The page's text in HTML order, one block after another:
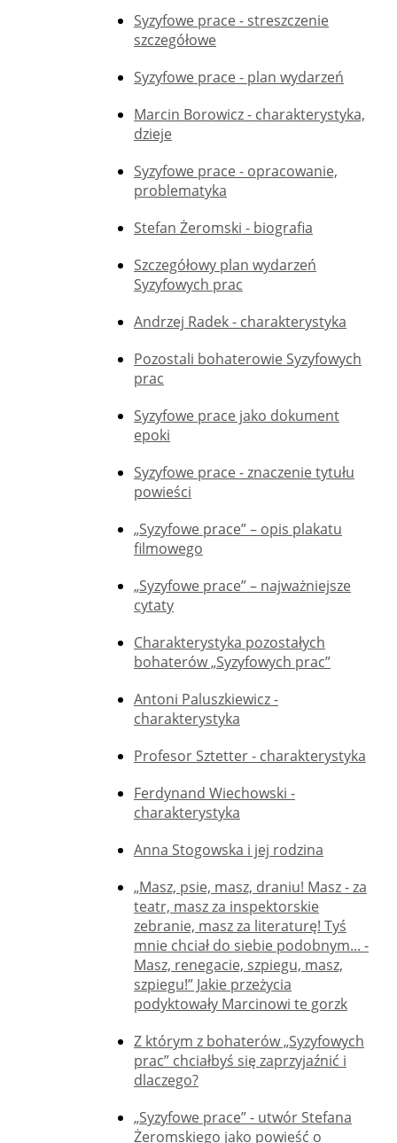
Syzyfowe prace - streszczenie
szczegółowe
Syzyfowe prace - plan wydarzeń
Marcin Borowicz - charakterystyka,
dzieje
Syzyfowe prace - opracowanie,
problematyka
Stefan Żeromski - biografia
Szczegółowy plan wydarzeń
Syzyfowych prac
Andrzej Radek - charakterystyka
Pozostali bohaterowie Syzyfowych
prac
Syzyfowe prace jako dokument
epoki
Syzyfowe prace - znaczenie tytułu
powieści
„Syzyfowe prace” – opis plakatu
filmowego
„Syzyfowe prace” – najważniejsze
cytaty
Charakterystyka pozostałych
bohaterów „Syzyfowych prac”
Antoni Paluszkiewicz -
charakterystyka
Profesor Sztetter - charakterystyka
Ferdynand Wiechowski -
charakterystyka
Anna Stogowska i jej rodzina
„Masz, psie, masz, draniu! Masz - za
teatr, masz za inspektorskie
zebranie, masz za literaturę! Tyś
mnie chciał do siebie podobnym... -
Masz, renegacie, szpiegu, masz,
szpiegu!” Jakie przeżycia
podyktowały Marcinowi te gorzk
Z którym z bohaterów „Syzyfowych
prac” chciałbyś się zaprzyjaźnić i
dlaczego?
„Syzyfowe prace” - utwór Stefana
Żeromskiego jako powieść o